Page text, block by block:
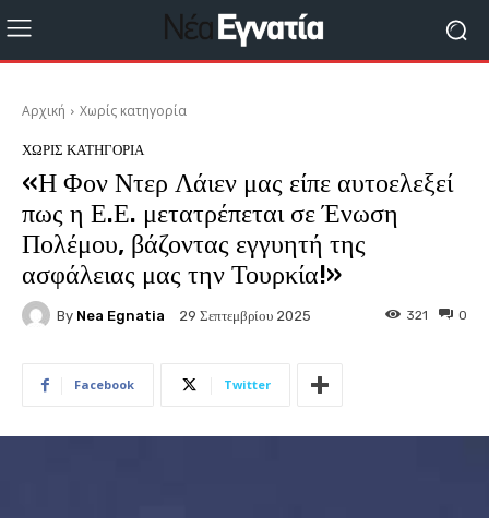
Αρχική Χωρίς κατηγορία
ΧΩΡΊΣ ΚΑΤΗΓΟΡΊΑ
«Η Φον Ντερ Λάιεν μας είπε αυτοελεξεί
πως η Ε.Ε. μετατρέπεται σε Ένωση
Πολέμου, βάζοντας εγγυητή της
ασφάλειας μας την Τουρκία!»
By Nea Egnatia 29 Σεπτεμβρίου 2025 0
321
Facebook Twitter